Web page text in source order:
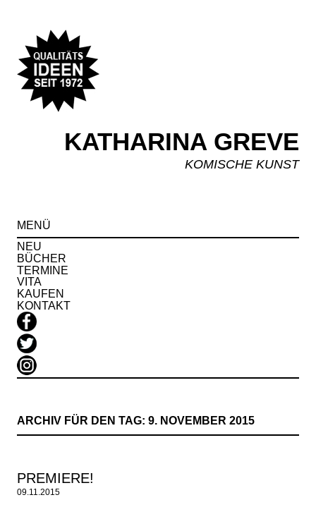
KATHARINA GREVE
KOMISCHE KUNST
MENÜ
NEU
BÜCHER
TERMINE
VITA
KAUFEN
KONTAKT
ARCHIV FÜR DEN TAG: 9. NOVEMBER 2015
PREMIERE!
09.11.2015